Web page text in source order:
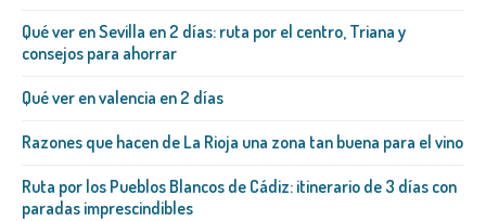
Qué ver en Sevilla en 2 días: ruta por el centro, Triana y
consejos para ahorrar
Qué ver en valencia en 2 días
Razones que hacen de La Rioja una zona tan buena para el vino
Ruta por los Pueblos Blancos de Cádiz: itinerario de 3 días con
paradas imprescindibles